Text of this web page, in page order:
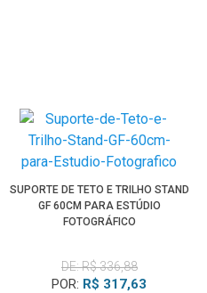
SUPORTE DE TETO E TRILHO STAND
GF 60CM PARA ESTÚDIO
FOTOGRÁFICO
DE: R$ 336,88
POR: R$ 317,63